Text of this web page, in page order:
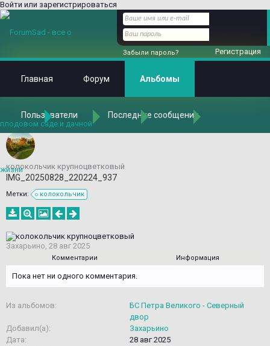
Войти или зарегистрироваться
Главная Альбомы Альбомы
Захарьино
колокольчик крупноцветковый
IMG_20250828_220224_937
Метки: колокольчик
Захарьино, 28 авг 2025
Комментарии Информация
Пока нет ни одного комментария.
Из альбомов:
БС Петра Великого - Северный
двор
Добавил(а):
Захарьино
Дата:
28 авг 2025
Забыли пароль? Регистрация
Главная Форум Альбомы
Пользователи Последние сообщения